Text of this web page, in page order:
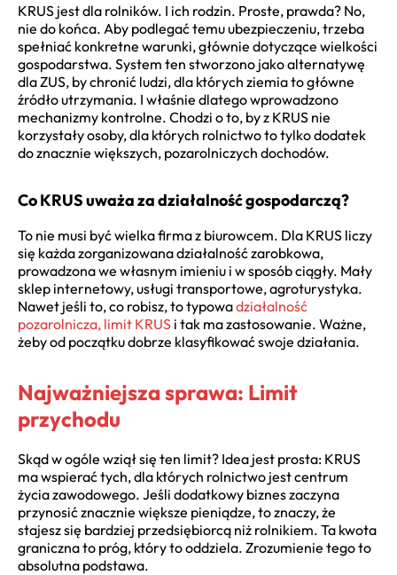
KRUS jest dla rolników. I ich rodzin. Proste, prawda? No,
nie do końca. Aby podlegać temu ubezpieczeniu, trzeba
spełniać konkretne warunki, głównie dotyczące wielkości
gospodarstwa. System ten stworzono jako alternatywę
dla ZUS, by chronić ludzi, dla których ziemia to główne
źródło utrzymania. I właśnie dlatego wprowadzono
mechanizmy kontrolne. Chodzi o to, by z KRUS nie
korzystały osoby, dla których rolnictwo to tylko dodatek
do znacznie większych, pozarolniczych dochodów.
Co KRUS uważa za działalność gospodarczą?
To nie musi być wielka firma z biurowcem. Dla KRUS liczy
się każda zorganizowana działalność zarobkowa,
prowadzona we własnym imieniu i w sposób ciągły. Mały
sklep internetowy, usługi transportowe, agroturystyka.
Nawet jeśli to, co robisz, to typowadziałalność
pozarolnicza, limit KRUS i tak ma zastosowanie. Ważne,
żeby od początku dobrze klasyfikować swoje działania.
Najważniejsza sprawa: Limit
przychodu
Skąd w ogóle wziął się ten limit? Idea jest prosta: KRUS
ma wspierać tych, dla których rolnictwo jest centrum
życia zawodowego. Jeśli dodatkowy biznes zaczyna
przynosić znacznie większe pieniądze, to znaczy, że
stajesz się bardziej przedsiębiorcą niż rolnikiem. Ta kwota
graniczna to próg, który to oddziela. Zrozumienie tego to
absolutna podstawa.